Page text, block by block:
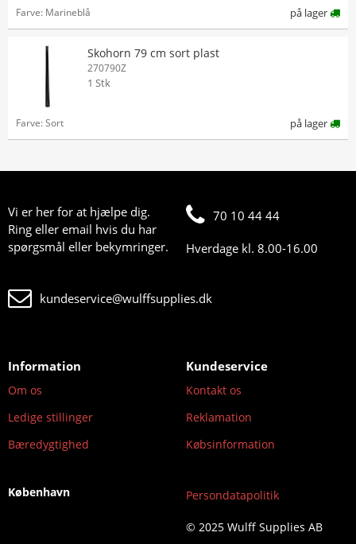
Farve: Marineblå på lager
Skohorn 79 cm sort plast
270790Z
1 Stk
Farve: Sort på lager
Vi er her for at hjælpe dig.
Ring eller email hvis du har
spørgsmål eller bekymringer.
70 10 44 44
Hverdage kl. 8.00-16.00
kundeservice@wulffsupplies.dk
Information
Om os
Ledige stillinger
Bæredygtighed
Kundeservice
Kontakt os
Reklamation
Købsinformation
København Persondatapolitik
© 2025 Wulff Supplies AB